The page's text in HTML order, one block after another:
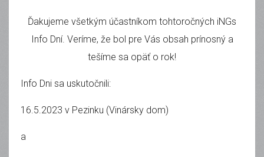
Ďakujeme všetkým účastníkom tohtoročných iNGs
Info Dní. Veríme, že bol pre Vás obsah prínosný a
tešíme sa opäť o rok!
Info Dni sa uskutočnili:
16.5.2023 v Pezinku (Vinársky dom)
a